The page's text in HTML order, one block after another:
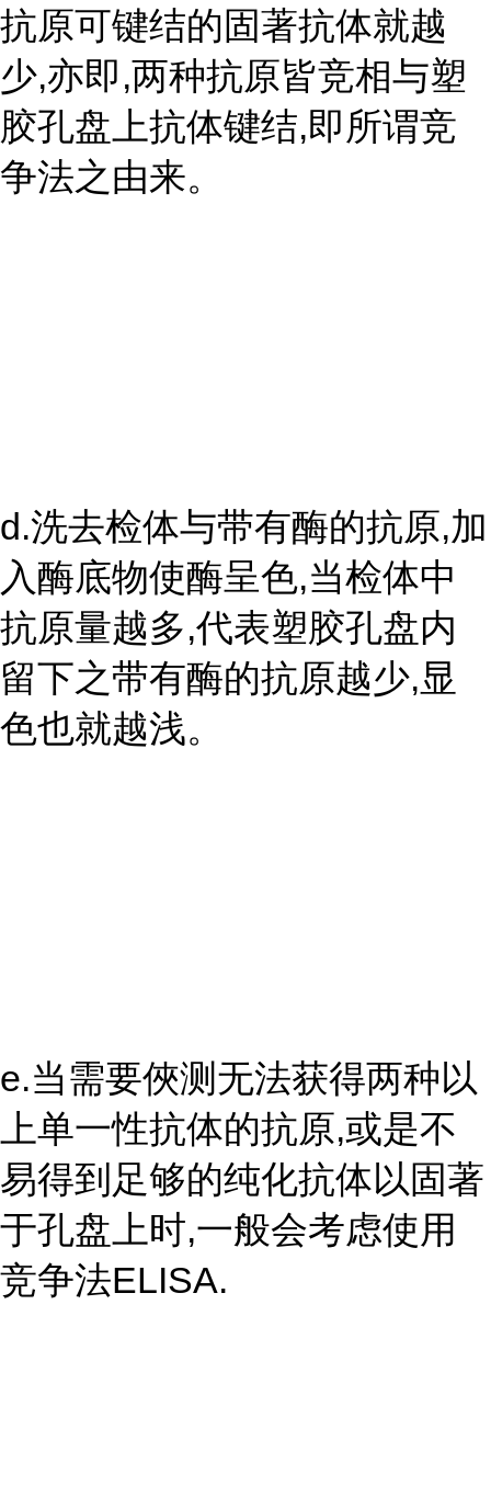
抗原可键结的固著抗体就越
少,亦即,两种抗原皆竞相与塑
胶孔盘上抗体键结,即所谓竞
争法之由来。
d.洗去检体与带有酶的抗原,加
入酶底物使酶呈色,当检体中
抗原量越多,代表塑胶孔盘内
留下之带有酶的抗原越少,显
色也就越浅。
e.当需要俠测无法获得两种以
上单一性抗体的抗原,或是不
易得到足够的纯化抗体以固著
于孔盘上时,一般会考虑使用
竞争法ELISA.